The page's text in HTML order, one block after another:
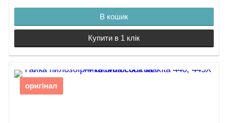
В кошик
Купити в 1 клік
оригінал